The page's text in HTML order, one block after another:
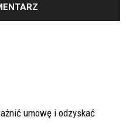
umowę i odzyskać